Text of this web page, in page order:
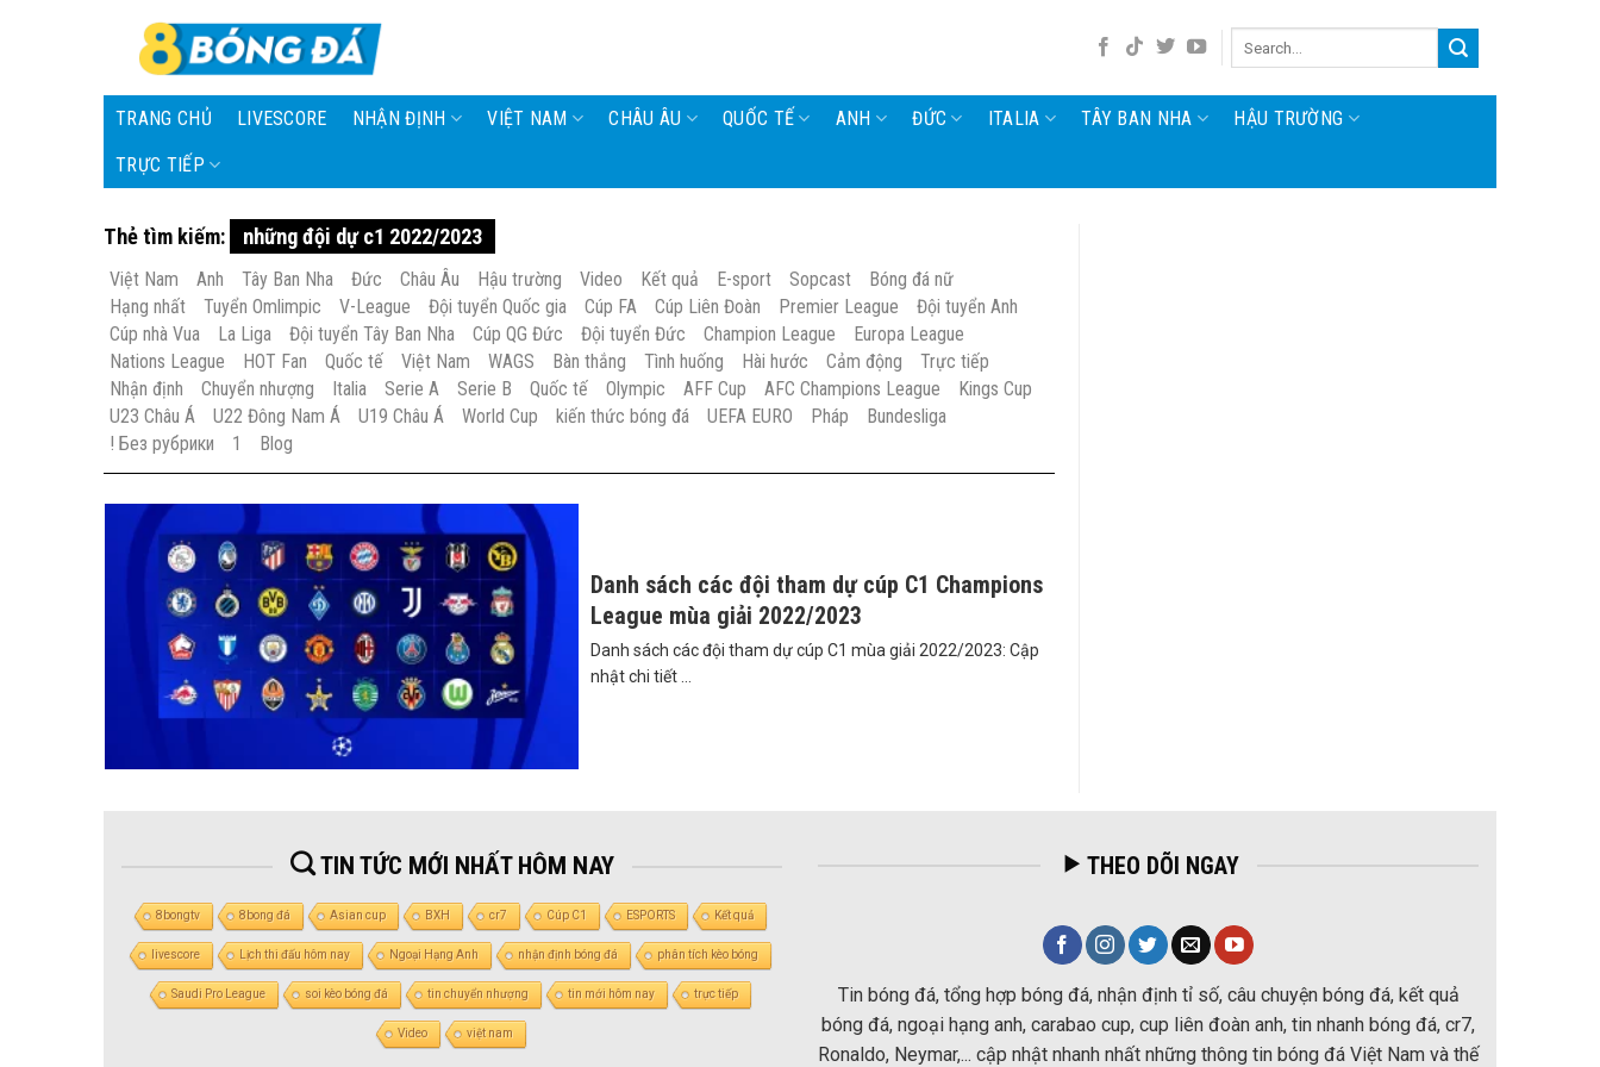
content
TRANG CHỦ
LIVESCORE NHẬN ĐỊNH VIỆT NAM CHÂU ÂU QUỐC TẾ ANH ĐỨC ITALIA TÂY BAN NHA HẬU TRƯỜNG
TRỰC TIẾP
Thẻ tìm kiếm: những đội dự c1 2022/2023
Việt Nam Anh Tây Ban Nha Đức Châu Âu Hậu trường Video Kết quả E-sport Sopcast
Bóng đá nữ
Hạng nhất
Tuyển Omlimpic V-League Đội tuyển Quốc gia Cúp FA Cúp Liên Đoàn Premier League
Đội tuyển Anh
Cúp nhà Vua
La Liga Đội tuyển Tây Ban Nha Cúp QG Đức Đội tuyển Đức Champion League
Europa League
Nations League
HOT Fan Quốc tế Việt Nam WAGS Bàn thắng Tình huống Hài hước Cảm động
Trực tiếp
Nhận định
Chuyển nhượng Italia Serie A Serie B Quốc tế Olympic AFF Cup AFC Champions League
Kings Cup
U23 Châu Á
U22 Đông Nam Á U19 Châu Á World Cup kiến thức bóng đá UEFA EURO Pháp
Bundesliga
! Без рубрики
1 Blog
Danh sách các đội tham dự cúp C1 Champions
League mùa giải 2022/2023
Danh sách các đội tham dự cúp C1 mùa giải 2022/2023: Cập
nhật chi tiết ...
TIN TỨC MỚI NHẤT HÔM NAY
8bongtv 8bong đá Asian cup BXH cr7 Cúp C1 ESPORTS Kết quả
livescore Lịch thi đấu hôm nay Ngoại Hạng Anh nhận định bóng đá phân tích kèo bóng
Saudi Pro League soi kèo bóng đá tin chuyển nhượng tin mới hôm nay trực tiếp
Video việt nam
THEO DÕI NGAY
Tin bóng đá, tổng hợp bóng đá, nhận định tỉ số, câu chuyện bóng đá, kết quả
bóng đá, ngoại hạng anh, carabao cup, cup liên đoàn anh, tin nhanh bóng đá, cr7,
Ronaldo, Neymar,... cập nhật nhanh nhất những thông tin bóng đá Việt Nam và thế